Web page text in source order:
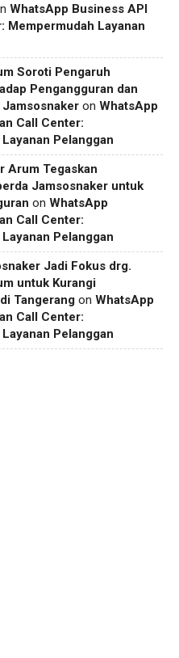
WhatsApp Business API
Mempermudah Layanan
Soroti Pengaruh
Pengangguran dan
on WhatsApp
Call Center:
Pelanggan
Arum Tegaskan
Jamsosnaker untuk
on WhatsApp
Call Center:
Pelanggan
Jadi Fokus drg.
untuk Kurangi
Tangerang on WhatsApp
Call Center:
Pelanggan